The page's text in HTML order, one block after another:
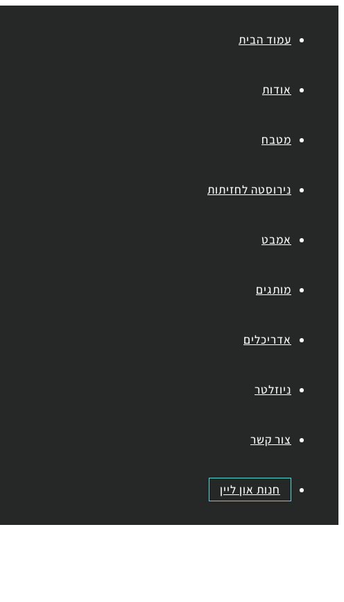
עמוד הבית
אודות
מטבח
נירוסטה לחזיתות
אמבט
מותגים
אדריכלים
ניוזלטר
צור קשר
חנות און ליין